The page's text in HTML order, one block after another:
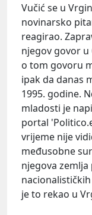
Vučić se u
novinarsko
reagirao.
njegov govor u
o tom govoru
ipak da danas
1995. godine.
mladosti je
portal
vrijeme nije
međusobne
njegova
je to rekao u